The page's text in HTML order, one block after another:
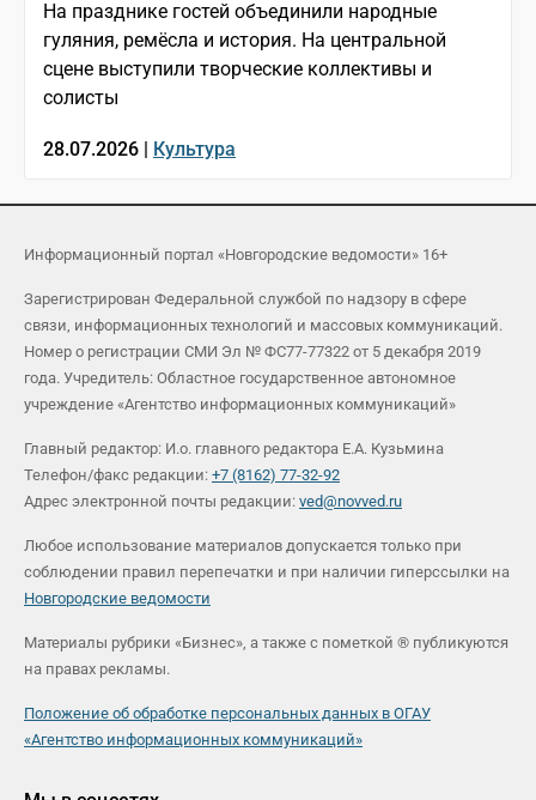
На празднике гостей объединили народные
гуляния, ремёсла и история. На центральной
сцене выступили творческие коллективы и
солисты
28.07.2026 | Культура
Информационный портал «Новгородские ведомости» 16+
Зарегистрирован Федеральной службой по надзору в сфере
связи, информационных технологий и массовых коммуникаций.
Номер о регистрации СМИ Эл № ФС77-77322 от 5 декабря 2019
года. Учредитель: Областное государственное автономное
учреждение «Агентство информационных коммуникаций»
Главный редактор: И.о. главного редактора Е.А. Кузьмина
Телефон/факс редакции: +7 (8162) 77-32-92
Адрес электронной почты редакции: ved@novved.ru
Любое использование материалов допускается только при
соблюдении правил перепечатки и при наличии гиперссылки на
Новгородские ведомости
Материалы рубрики «Бизнес», а также с пометкой ® публикуются
на правах рекламы.
Положение об обработке персональных данных в ОГАУ
«Агентство информационных коммуникаций»